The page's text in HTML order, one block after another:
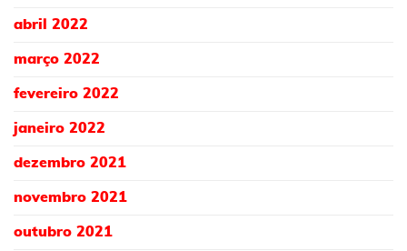
abril 2022
março 2022
fevereiro 2022
janeiro 2022
dezembro 2021
novembro 2021
outubro 2021